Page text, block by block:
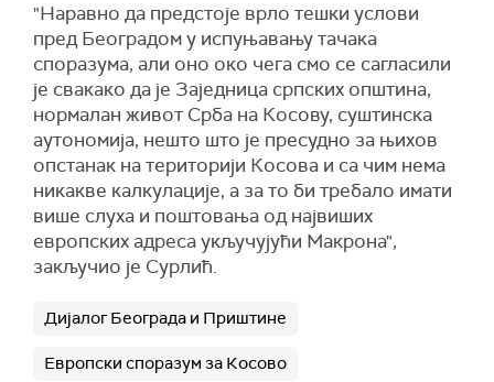
"Наравно да предстоје врло тешки услови
пред Београдом у испуњавању тачака
споразума, али оно око чега смо се сагласили
је свакако да је Заједница српских општина,
нормалан живот Срба на Косову, суштинска
аутономија, нешто што је пресудно за њихов
опстанак на територији Косова и са чим нема
никакве калкулације, а за то би требало имати
више слуха и поштовања од највиших
европских адреса укључујући Макрона",
закључио је Сурлић.
Дијалог Београда и Приштине
Европски споразум за Косово